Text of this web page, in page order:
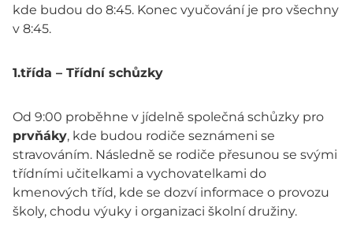
kde budou do 8:45. Konec vyučování je pro všechny
v 8:45.
1.třída – Třídní schůzky
Od 9:00 proběhne v jídelně společná schůzky pro
prvňáky, kde budou rodiče seznámeni se
stravováním. Následně se rodiče přesunou se svými
třídními učitelkami a vychovatelkami do
kmenových tříd, kde se dozví informace o provozu
školy, chodu výuky i organizaci školní družiny.